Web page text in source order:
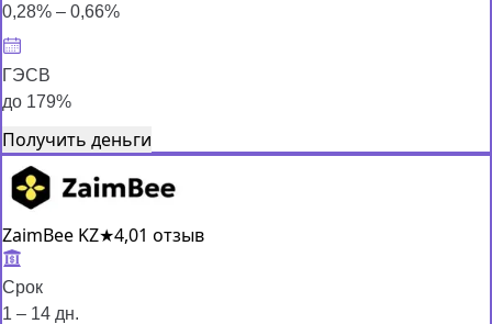
0,28% – 0,66%
ГЭСВ
до 179%
Получить деньги
ZaimBee KZ★4,01 отзыв
Срок
1 – 14 дн.